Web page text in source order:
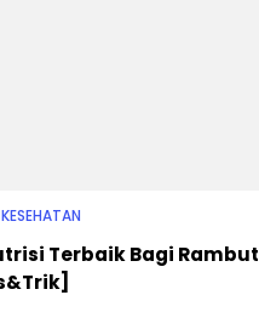
Terbaik Bagi Rambut